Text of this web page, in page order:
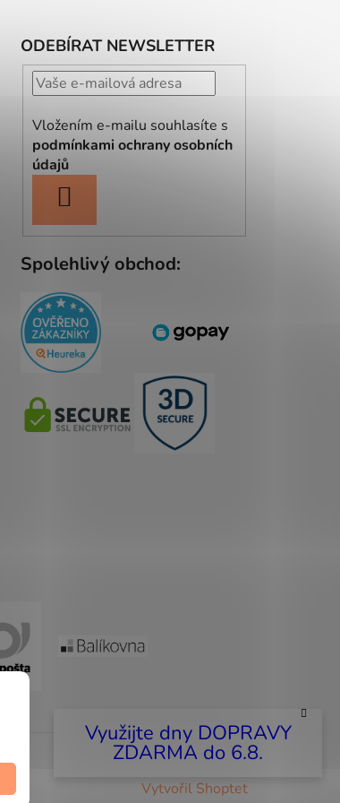
Využijte dny DOPRAVY
ZDARMA do 6.8.
ODEBÍRAT NEWSLETTER
Vložením e-mailu souhlasíte s
podmínkami ochrany osobních
údajů
SE
Spolehlivý obchod:
Vytvořil Shoptet